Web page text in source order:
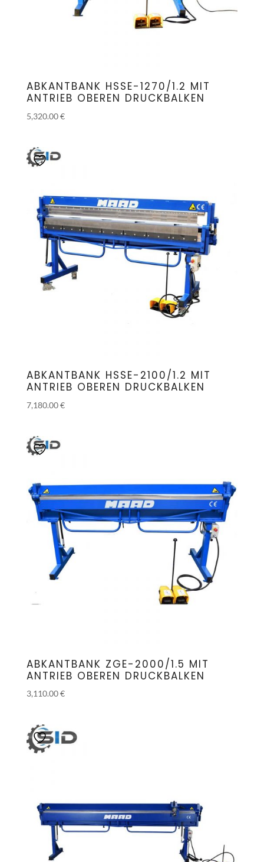
ABKANTBANK HSSE-1270/1.2 MIT
ANTRIEB OBEREN DRUCKBALKEN
5,320.00€
ABKANTBANK HSSE-2100/1.2 MIT
ANTRIEB OBEREN DRUCKBALKEN
7,180.00€
ABKANTBANK ZGE-2000/1.5 MIT
ANTRIEB OBEREN DRUCKBALKEN
3,110.00€